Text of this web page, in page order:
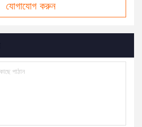
যোগাযোগ করুন